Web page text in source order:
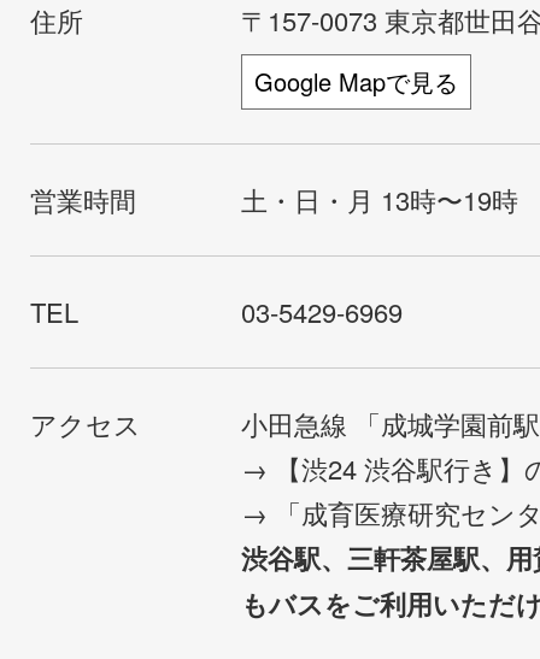
住所 〒157-0073 東京都世田
Google Mapで見る
営業時間 土・日・月 13時〜19時
TEL 03-5429-6969
アクセス
小田急線 「成城学園前
→ 【渋24 渋谷駅行き】
→ 「成育医療研究セン
渋谷駅、三軒茶屋駅、
もバスをご利用いただ